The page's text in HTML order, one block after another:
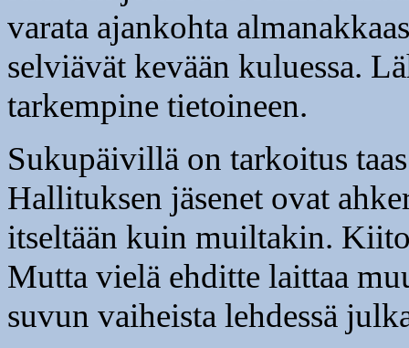
varata ajankohta
selviävät kevään kuluessa.
tarkempine tietoineen.
Sukupäivillä on tarkoitus
Hallituksen jäsenet ovat
itseltään kuin muiltakin.
Mutta vielä ehditte laittaa
suvun vaiheista lehdessä